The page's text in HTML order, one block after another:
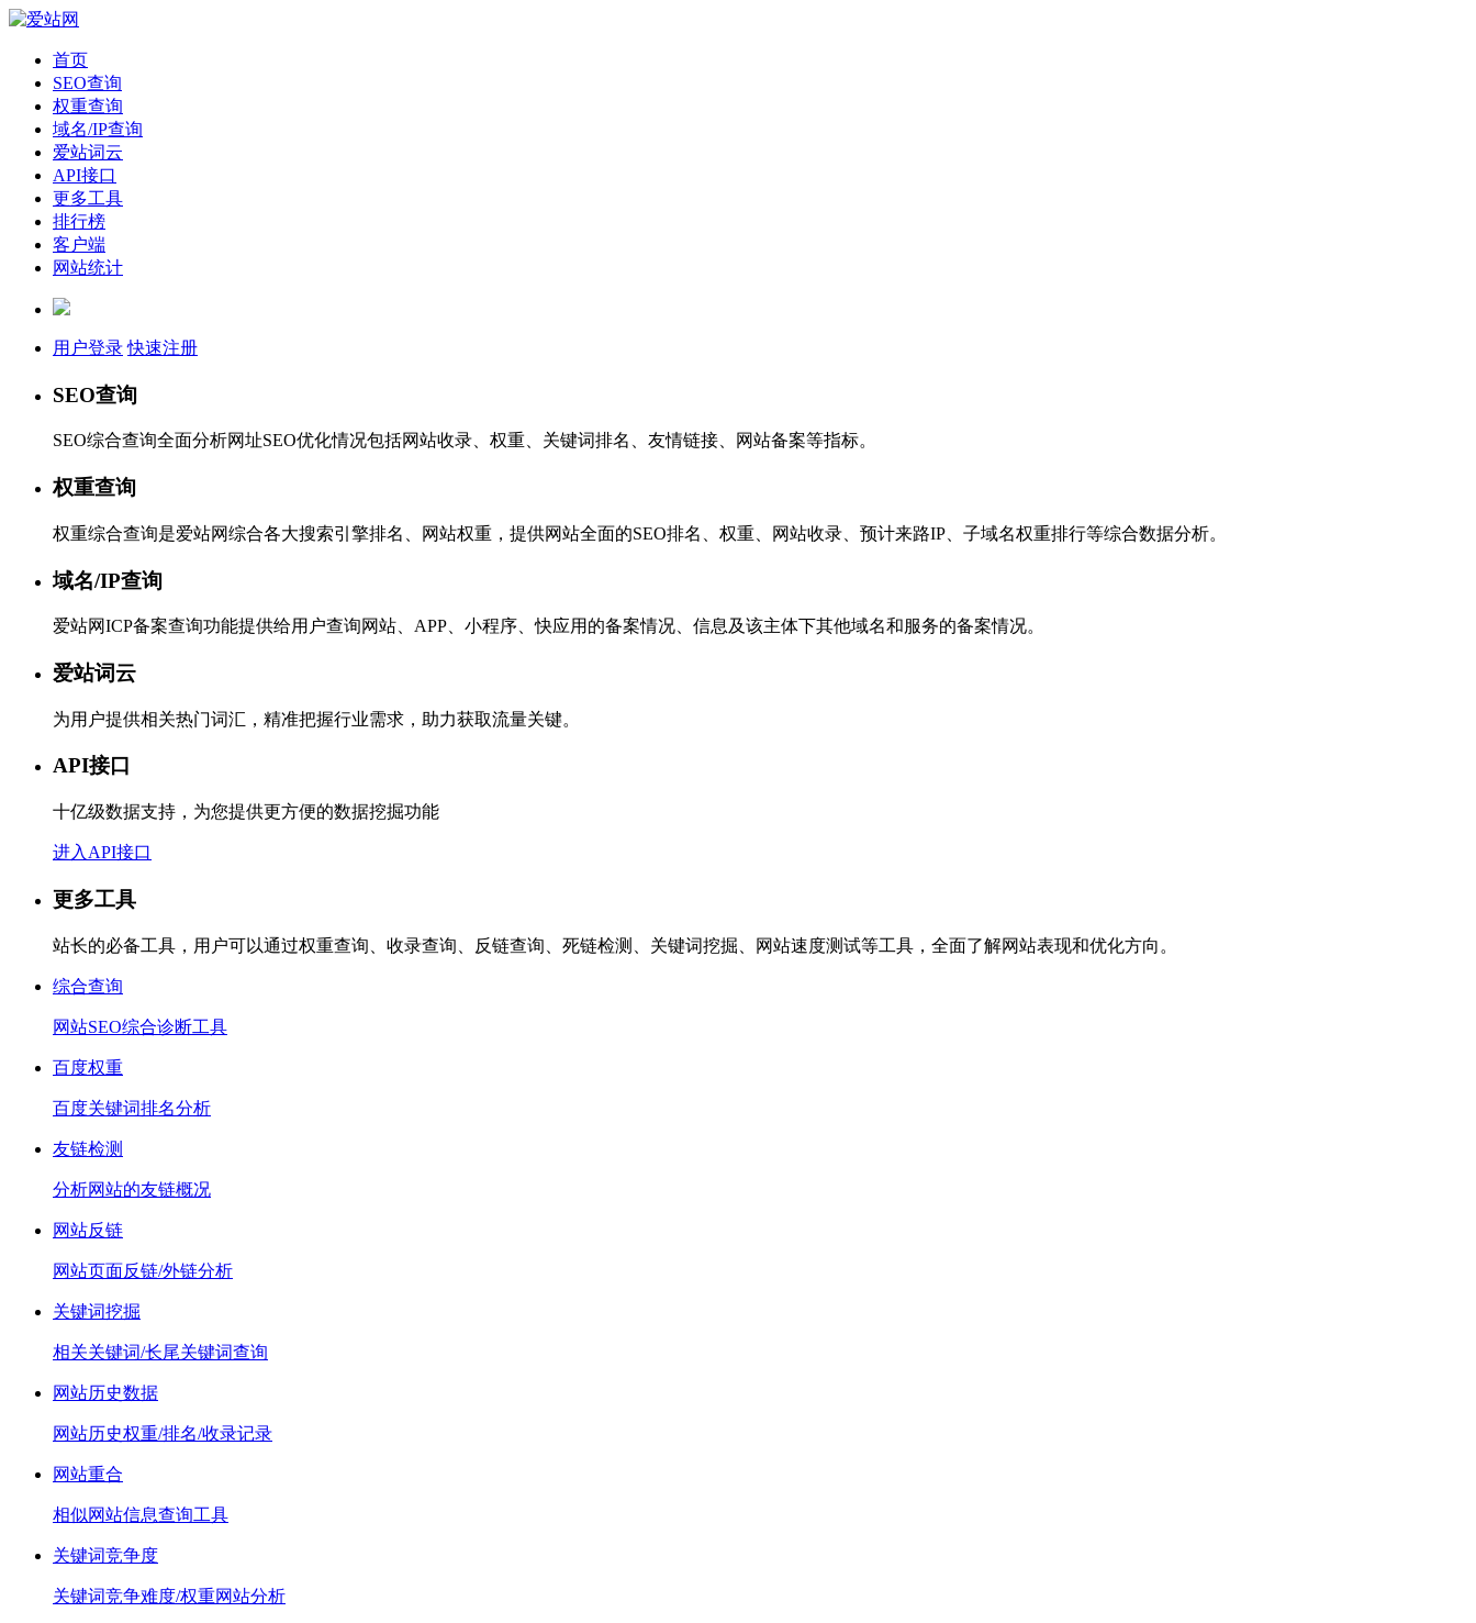
首页
SEO查询
权重查询
域名/IP查询
爱站词云
API接口
更多工具
排行榜
客户端
网站统计
用户登录 快速注册
SEO查询
SEO综合查询全面分析网址SEO优化情况包括网站收录、权重、关键词排名、友情链接、网站备案等指标。
权重查询
权重综合查询是爱站网综合各大搜索引擎排名、网站权重，提供网站全面的SEO排名、权重、网站收录、预计来路IP、子域名权重排行等综合数据分析。
域名/IP查询
爱站网ICP备案查询功能提供给用户查询网站、APP、小程序、快应用的备案情况、信息及该主体下其他域名和服务的备案情况。
爱站词云
为用户提供相关热门词汇，精准把握行业需求，助力获取流量关键。
API接口
十亿级数据支持，为您提供更方便的数据挖掘功能
进入API接口
更多工具
站长的必备工具，用户可以通过权重查询、收录查询、反链查询、死链检测、关键词挖掘、网站速度测试等工具，全面了解网站表现和优化方向。
综合查询
网站SEO综合诊断工具
百度权重
百度关键词排名分析
友链检测
分析网站的友链概况
网站反链
网站页面反链/外链分析
关键词挖掘
相关关键词/长尾关键词查询
网站历史数据
网站历史权重/排名/收录记录
网站重合
相似网站信息查询工具
关键词竞争度
关键词竞争难度/权重网站分析